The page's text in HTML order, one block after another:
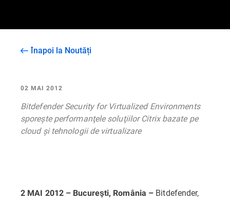
Înapoi la Noutăți
02 MAI 2012
Bitdefender Security for Virtualized Environments
sporeşte performanţele soluţiilor Citrix bazate pe
cloud şi tehnologii de virtualizare
2 MAI 2012 – Bucureşti, România – Bitdefender,